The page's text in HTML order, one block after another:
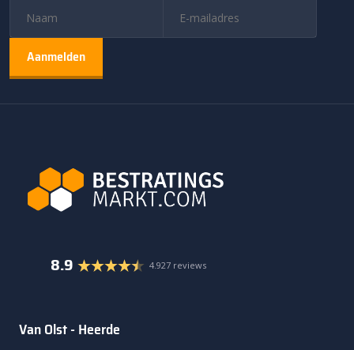
8.9 4.927 reviews
Van Olst - Heerde